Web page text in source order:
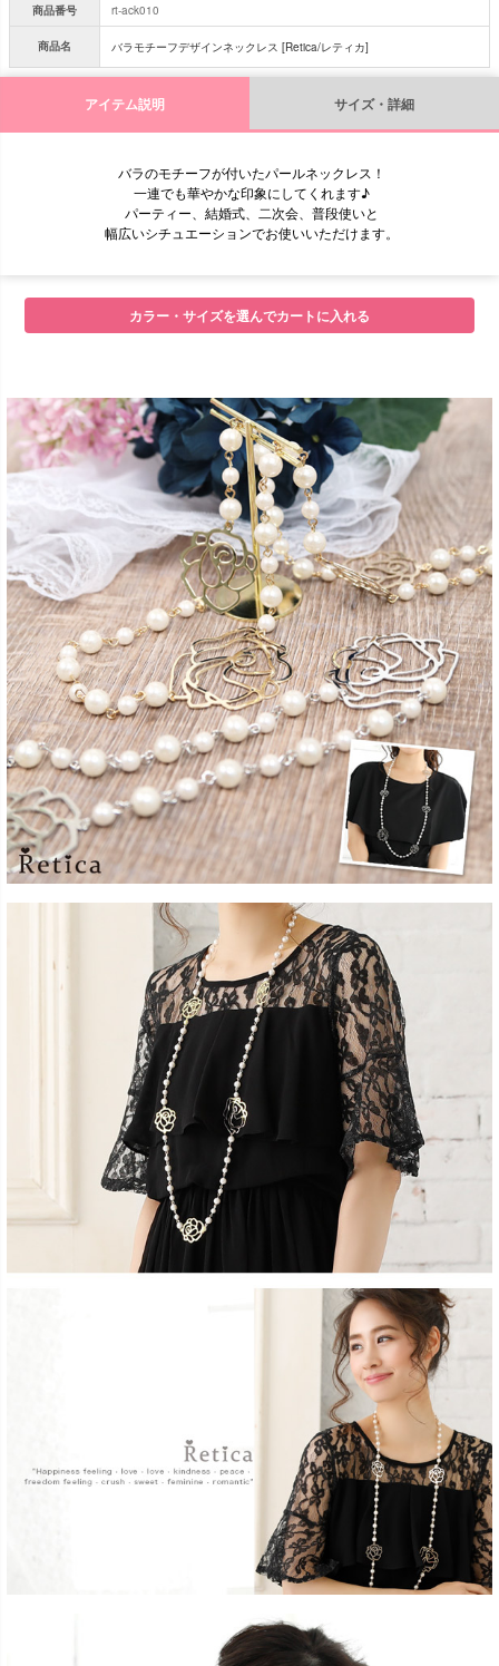
商品番号
rt-ack010
商品名 バラモチーフデザインネックレス [Retica/レティカ]
アイテム説明 サイズ・詳細
バラのモチーフが付いたパールネックレス！
一連でも華やかな印象にしてくれます♪
パーティー、結婚式、二次会、普段使いと
幅広いシチュエーションでお使いいただけます。
■サイズ
■注意事項
カラー・サイズを選んでカートに入れる